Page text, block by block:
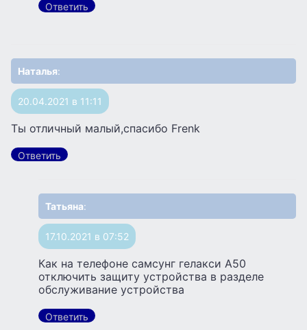
Ответить
Наталья:
20.04.2021 в 11:11
Ты отличный малый,спасибо Frenk
Ответить
Татьяна:
17.10.2021 в 07:52
Как на телефоне самсунг гелакси А50
отключить защиту устройства в разделе
обслуживание устройства
Ответить